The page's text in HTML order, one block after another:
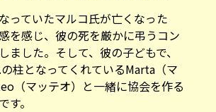
っていたマルコ氏が亡くなった
を感じ、彼の死を厳かに弔うコン
ました。そして、彼の子どもで、
柱となってくれているMarta（マ
（マッテオ）と一緒に協会を作る
す。